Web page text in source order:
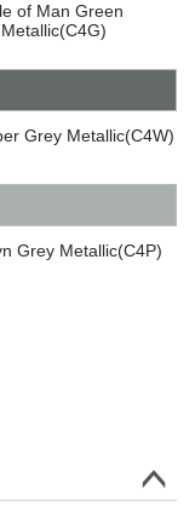
of Man Green
Metallic(C4G)
Grey Metallic(C4W)
Grey Metallic(C4P)